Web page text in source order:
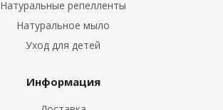
Натуральные репелленты
Натуральное мыло
Уход для детей
Информация